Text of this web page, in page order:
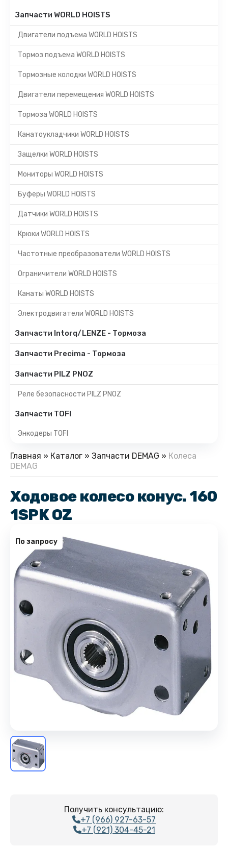
Запчасти WORLD HOISTS
Двигатели подъема WORLD HOISTS
Тормоз подъема WORLD HOISTS
Тормозные колодки WORLD HOISTS
Двигатели перемещения WORLD HOISTS
Тормоза WORLD HOISTS
Канатоукладчики WORLD HOISTS
Защелки WORLD HOISTS
Мониторы WORLD HOISTS
Буферы WORLD HOISTS
Датчики WORLD HOISTS
Крюки WORLD HOISTS
Частотные преобразователи WORLD HOISTS
Ограничители WORLD HOISTS
Канаты WORLD HOISTS
Электродвигатели WORLD HOISTS
Запчасти Intorq/LENZE - Тормоза
Запчасти Precima - Тормоза
Запчасти PILZ PNOZ
Реле безопасности PILZ PNOZ
Запчасти TOFI
Энкодеры TOFI
Главная » Каталог » Запчасти DEMAG » Колеса
DEMAG
Ходовое колесо конус. 160
1SPK OZ
По запросу
Получить консультацию:
+7 (966) 927-63-57
+7 (921) 304-45-21